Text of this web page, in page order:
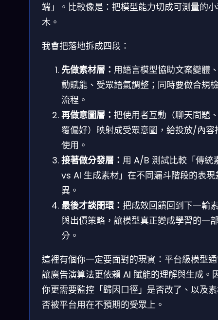
端」。比較像是：把模型能力切成可測量的
木。
我會把落地拆成四段：
先做素材層： 用語言模型協助文案變體
動賦能、受眾語氣調整；同時要做合規
流程。
再做意圖層： 把使用者互動（聊天問題
覆偏好）映射成受眾意圖，給投放/內容
使用。
接著做分發層： 用 A/B 測試比較「傳統
vs AI 生成素材」在不同漏斗階段的表現
異。
最後才談閉環： 把成效回饋回到下一輪
與出價策略，讓模型真正變成學習的一
分。
這裡有個你一定要面對的現實：平台級模型
讓廣告演算法更依賴 AI 賦能的理解與生成。
你更需要監控「歸因口徑」是否改了、以及
否被平台用在不預期的受眾上。